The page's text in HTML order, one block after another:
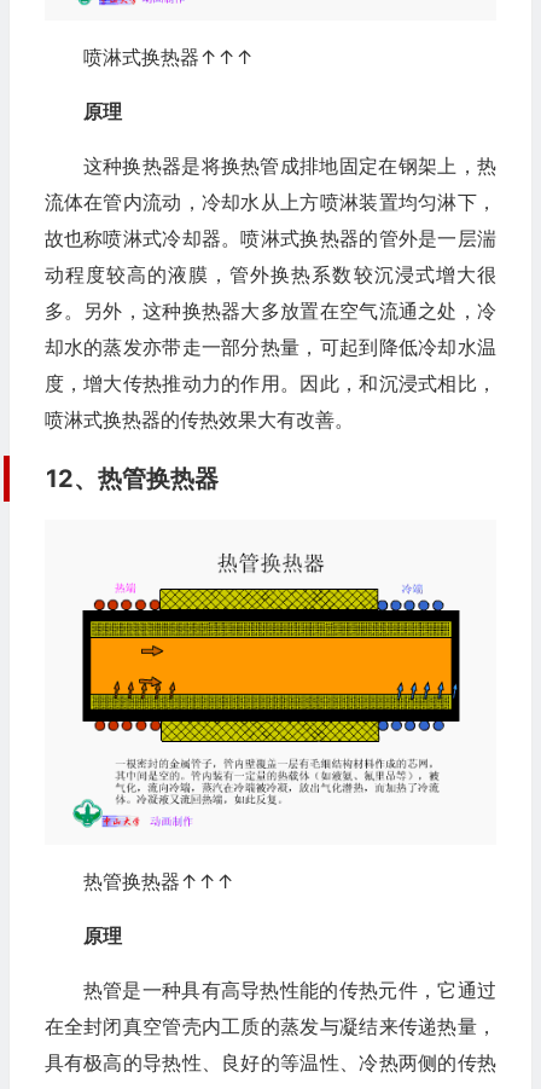
喷淋式换热器↑↑↑
原理
这种换热器是将换热管成排地固定在钢架上，热
流体在管内流动，冷却水从上方喷淋装置均匀淋下，
故也称喷淋式冷却器。喷淋式换热器的管外是一层湍
动程度较高的液膜，管外换热系数较沉浸式增大很
多。另外，这种换热器大多放置在空气流通之处，冷
却水的蒸发亦带走一部分热量，可起到降低冷却水温
度，增大传热推动力的作用。因此，和沉浸式相比，
喷淋式换热器的传热效果大有改善。
12、热管换热器
热管换热器↑↑↑
原理
热管是一种具有高导热性能的传热元件，它通过
在全封闭真空管壳内工质的蒸发与凝结来传递热量，
具有极高的导热性、良好的等温性、冷热两侧的传热